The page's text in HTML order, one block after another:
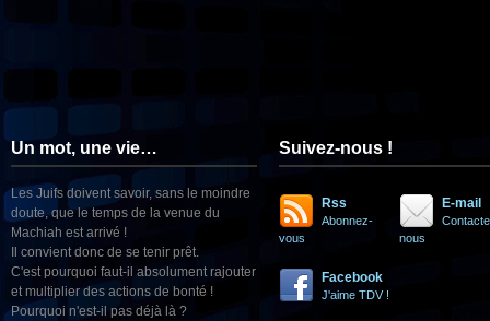
Un mot, une vie…
Les Juifs doivent savoir, sans le moindre
doute, que le temps de la venue du
Machiah est arrivé !
Il convient donc de se tenir prêt.
C'est pourquoi faut-il absolument rajouter
et multiplier des actions de bonté !
Pourquoi n'est-il pas déjà là ?
Suivez-nous !
Rss
Abonnez-
vous
E-mail
nous
Facebook
J'aime TDV !